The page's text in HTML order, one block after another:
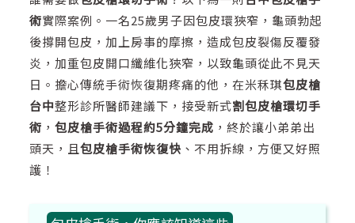
術實際案例。一名25歲男子因包皮環狹窄，龜頭勃起
後撐開包皮，加上房事的摩擦，造成包皮裂傷反覆發
炎，加重包皮開口纖維化狹窄，以致龜頭從此不見天
日。擔心傳統手術恢復期疼痛的他，在米秝琪包皮槍
台中整形診所醫師建議下，接受新式割包皮槍環切手
術 ，包皮槍手術過程約5分鐘完成 ，終於讓小弟弟出
頭天，且包皮槍手術恢復快 、不用拆線，方便又好照
護！